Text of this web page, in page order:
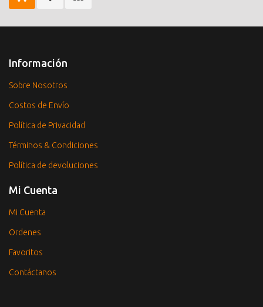
Información
Sobre Nosotros
Costos de Envío
Política de Privacidad
Términos & Condiciones
Política de devoluciones
Mi Cuenta
Mi Cuenta
Ordenes
Favoritos
Contáctanos